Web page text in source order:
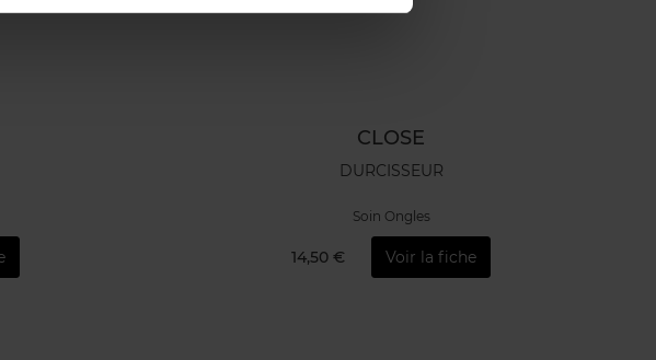
CLOSE
DURCISSEUR
Soin Ongles
14,50 € Voir la fiche